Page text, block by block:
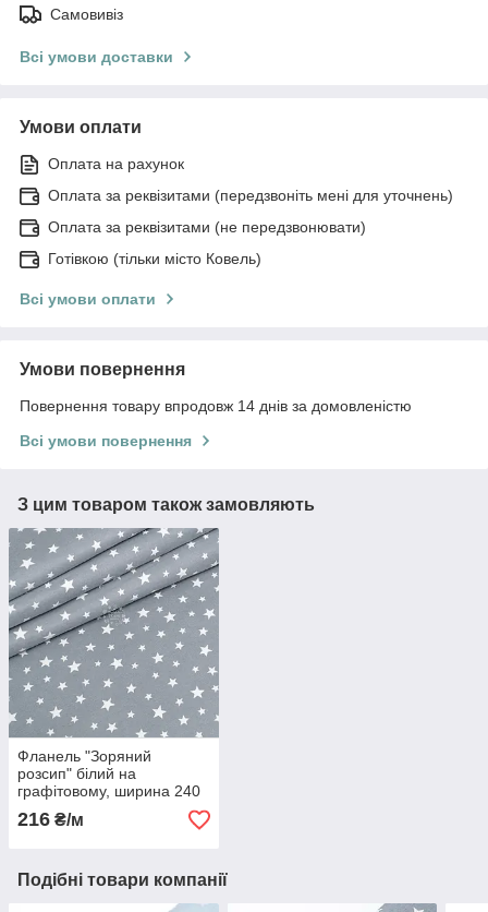
Самовивіз
Всі умови доставки
Умови оплати
Оплата на рахунок
Оплата за реквізитами (передзвоніть мені для уточнень)
Оплата за реквізитами (не передзвонювати)
Готівкою (тільки місто Ковель)
Всі умови оплати
Умови повернення
Повернення товару впродовж 14 днів за домовленістю
Всі умови повернення
З цим товаром також замовляють
Фланель "Зоряний
розсип" білий на
графітовому, ширина 240
см
216 ₴/м
Подібні товари компанії